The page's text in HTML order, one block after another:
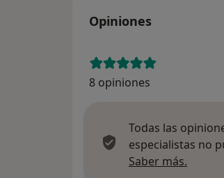
Opiniones
8 opiniones
Todas las
especialistas no
Saber más.